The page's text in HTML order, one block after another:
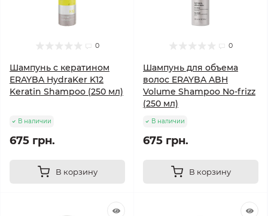
0
Шампунь с кератином
ERAYBA HydraKer K12
Keratin Shampoo (250 мл)
В наличии
675 грн.
В корзину
0
Шампунь для объема
волос ERAYBA ABH
Volume Shampoo No-frizz
(250 мл)
В наличии
675 грн.
В корзину